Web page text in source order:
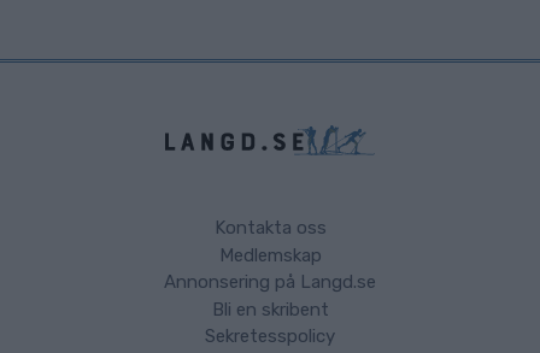
Kontakta oss
Medlemskap
Annonsering på Langd.se
Bli en skribent
Sekretesspolicy